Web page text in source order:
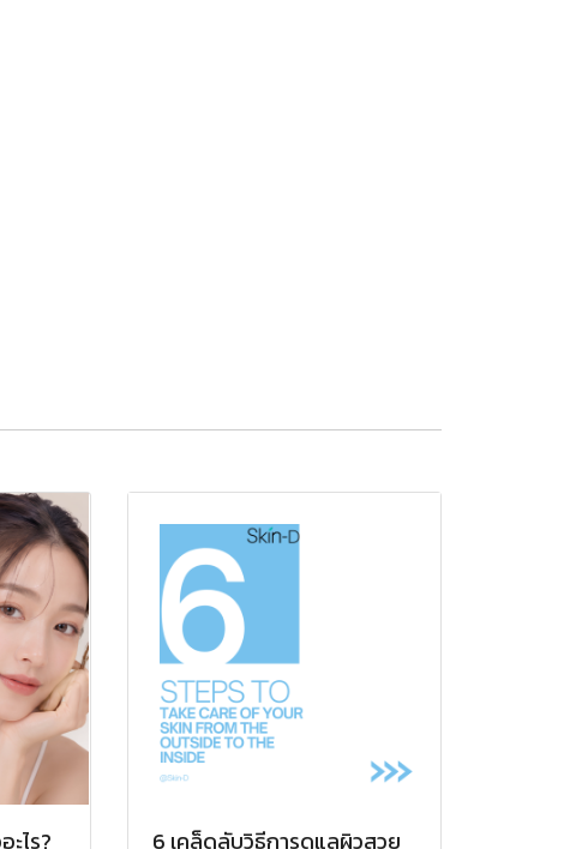
ไร? 6 เคล็ดลับวิธีการดูแลผิวสวย